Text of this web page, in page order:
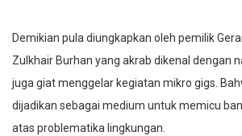
Zulkhair Burhan yang akrab dikenal dengan
juga giat menggelar kegiatan mikro gigs.
dijadikan sebagai medium untuk memicu
atas problematika lingkungan.